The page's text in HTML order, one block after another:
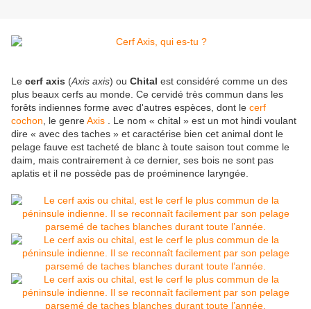
Le cerf axis (Axis axis) ou Chital est considéré comme un des
plus beaux cerfs au monde. Ce cervidé très commun dans les
forêts indiennes forme avec d'autres espèces, dont le cerf
cochon , le genreAxis . Le nom « chital » est un mot hindi voulant
dire « avec des taches » et caractérise bien cet animal dont le
pelage fauve est tacheté de blanc à toute saison tout comme le
daim, mais contrairement à ce dernier, ses bois ne sont pas
aplatis et il ne possède pas de proéminence laryngée.